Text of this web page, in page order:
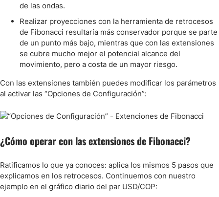
de las ondas.
Realizar proyecciones con la herramienta de retrocesos
de Fibonacci resultaría más conservador porque se parte
de un punto más bajo, mientras que con las extensiones
se cubre mucho mejor el potencial alcance del
movimiento, pero a costa de un mayor riesgo.
Con las extensiones también puedes modificar los parámetros
al activar las “Opciones de Configuración”:
¿Cómo operar con las extensiones de Fibonacci?
Ratificamos lo que ya conoces: aplica los mismos 5 pasos que
explicamos en los retrocesos. Continuemos con nuestro
ejemplo en el gráfico diario del par USD/COP: